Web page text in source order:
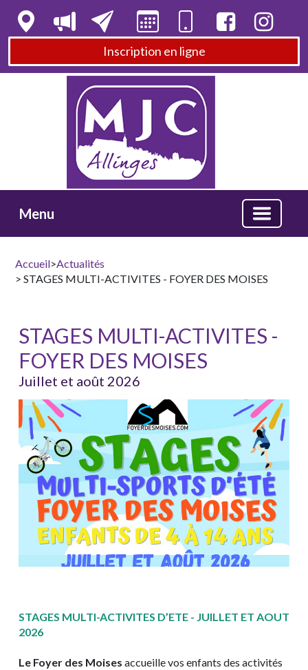
Inscription en ligne
Menu
Accueil>Actualités
> STAGES MULTI-ACTIVITES - FOYER DES MOISES
STAGES MULTI-ACTIVITES -
FOYER DES MOISES
Juillet et août 2026
STAGES MULTI-ACTIVITES D’ETE - JUILLET ET AOUT
2026
Le Foyer des Moises accueille vos enfants des activités